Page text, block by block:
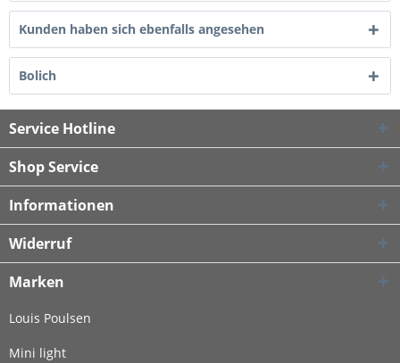
Kunden haben sich ebenfalls angesehen
Bolich
Service Hotline
Shop Service
Informationen
Widerruf
Marken
Louis Poulsen
Mini light